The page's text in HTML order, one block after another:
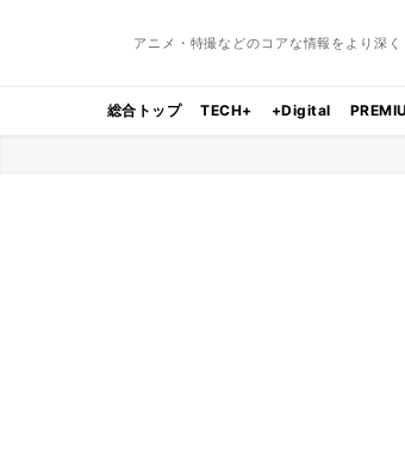
アニメ・特撮などのコアな情報をより深く
総合トップ TECH+ +Digital